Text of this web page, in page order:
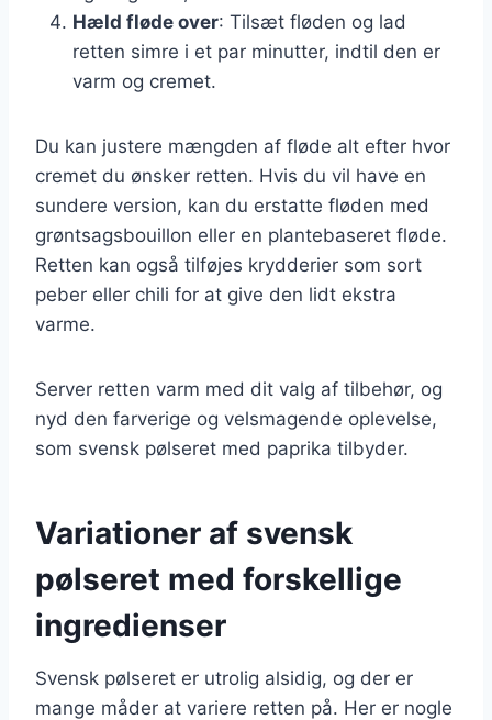
Hæld fløde over: Tilsæt fløden og lad
retten simre i et par minutter, indtil den er
varm og cremet.
Du kan justere mængden af fløde alt efter hvor
cremet du ønsker retten. Hvis du vil have en
sundere version, kan du erstatte fløden med
grøntsagsbouillon eller en plantebaseret fløde.
Retten kan også tilføjes krydderier som sort
peber eller chili for at give den lidt ekstra
varme.
Server retten varm med dit valg af tilbehør, og
nyd den farverige og velsmagende oplevelse,
som svensk pølseret med paprika tilbyder.
Variationer af svensk
pølseret med forskellige
ingredienser
Svensk pølseret er utrolig alsidig, og der er
mange måder at variere retten på. Her er nogle